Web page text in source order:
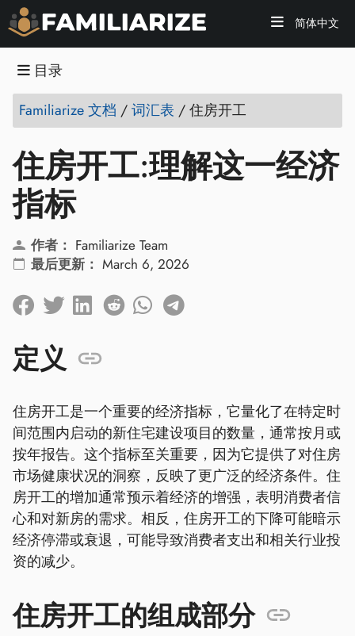
简体中文
目录
Familiarize 文档 /词汇表 /住房开工
住房开工:理解这一经济
指标
作者： Familiarize Team
最后更新： March 6, 2026
定义
住房开工是一个重要的经济指标，它量化了在特定时
间范围内启动的新住宅建设项目的数量，通常按月或
按年报告。这个指标至关重要，因为它提供了对住房
市场健康状况的洞察，反映了更广泛的经济条件。住
房开工的增加通常预示着经济的增强，表明消费者信
心和对新房的需求。相反，住房开工的下降可能暗示
经济停滞或衰退，可能导致消费者支出和相关行业投
资的减少。
住房开工的组成部分